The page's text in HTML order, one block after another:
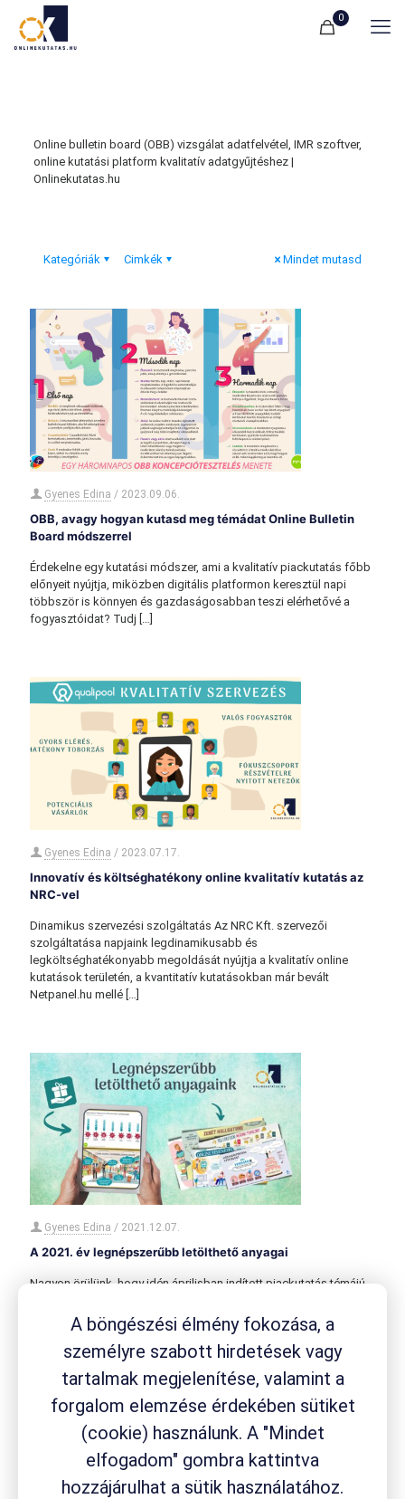
A böngészési élmény fokozása, a
személyre szabott hirdetések vagy
tartalmak megjelenítése, valamint a
forgalom elemzése érdekében sütiket
(cookie) használunk. A "Mindet
elfogadom" gombra kattintva
hozzájárulhat a sütik használatához.
0
Online bulletin board (OBB) vizsgálat adatfelvétel, IMR szoftver,
online kutatási platform kvalitatív adatgyűjtéshez |
Onlinekutatas.hu
Kategóriák Cimkék Mindet mutasd
Gyenes Edina / 2023.09.06.
OBB, avagy hogyan kutasd meg témádat Online Bulletin
Board módszerrel
Érdekelne egy kutatási módszer, ami a kvalitatív piackutatás főbb
előnyeit nyújtja, miközben digitális platformon keresztül napi
többször is könnyen és gazdaságosabban teszi elérhetővé a
fogyasztóidat? Tudj […]
Gyenes Edina / 2023.07.17.
Innovatív és költséghatékony online kvalitatív kutatás az
NRC-vel
Dinamikus szervezési szolgáltatás Az NRC Kft. szervezői
szolgáltatása napjaink legdinamikusabb és
legköltséghatékonyabb megoldását nyújtja a kvalitatív online
kutatások területén, a kvantitatív kutatásokban már bevált
Netpanel.hu mellé […]
Gyenes Edina / 2021.12.07.
A 2021. év legnépszerűbb letölthető anyagai
Nagyon örülünk, hogy idén áprilisban indított piackutatás témájú
rendszeres látogatója és olvasója van 😊 Ahogy közeleg az év